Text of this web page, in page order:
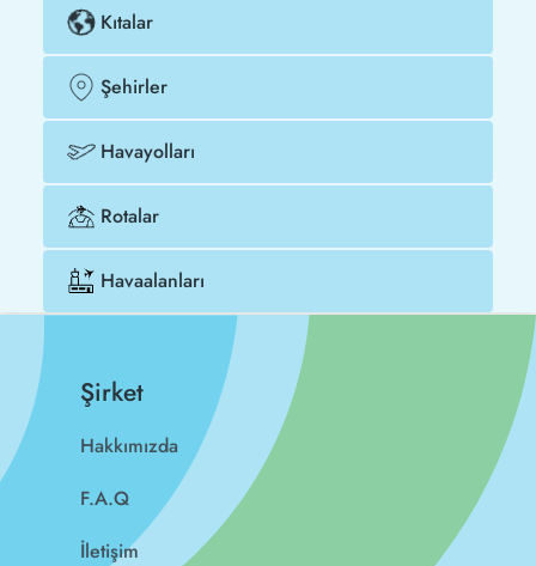
Kıtalar
Şehirler
Havayolları
Rotalar
Havaalanları
Şirket
Hakkımızda
F.A.Q
İletişim